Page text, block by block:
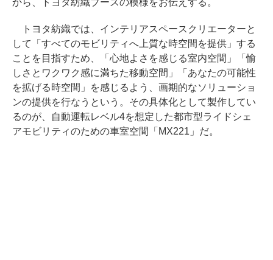
トヨタ紡織では、インテリアスペースクリエーターと
して「すべてのモビリティへ上質な時空間を提供」する
ことを目指すため、「心地よさを感じる室内空間」「愉
しさとワクワク感に満ちた移動空間」「あなたの可能性
を拡げる時空間」を感じるよう、画期的なソリューショ
ンの提供を行なうという。その具体化として製作してい
るのが、自動運転レベル4を想定した都市型ライドシェ
アモビリティのための車室空間「MX221」だ。